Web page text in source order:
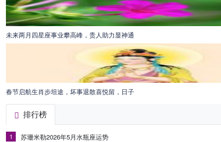
未来两月四星座事业攀高峰，贵人助力显神通
春节启航生肖步坦途，坏事退散喜悦留，日子
排行榜
1 苏珊米勒2026年5月水瓶座运势